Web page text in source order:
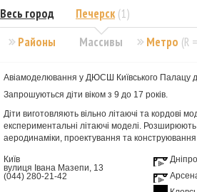
Районы Массивы
Весь город Печерск (1)
Метро (R
Авіамоделювання у ДЮСШ Київського Палацу
Запрошуються діти віком з 9 до 17 років.
Діти виготовляють вільно літаючі та кордові
експериментальні літаючі моделі. Розширюють
аеродинаміки, проектування та
Київ
вулиця Івана Мазепи, 13
(044) 280-21-42
Дніпро